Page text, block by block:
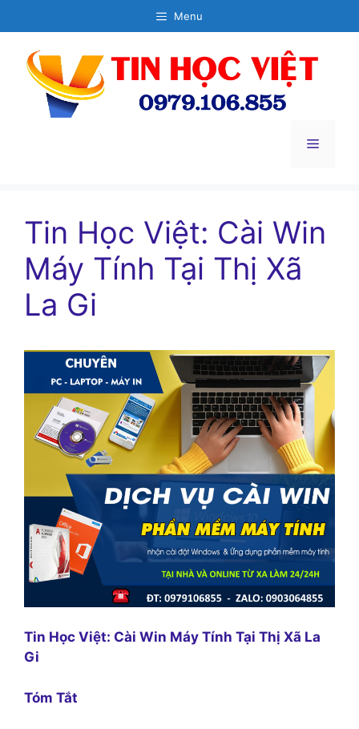
đến
dung
Menu
Menu
Tin Học Việt: Cài Win
Máy Tính Tại Thị Xã
La Gi
Tin Học Việt: Cài Win Máy Tính Tại Thị Xã La
Gi
Tóm Tắt